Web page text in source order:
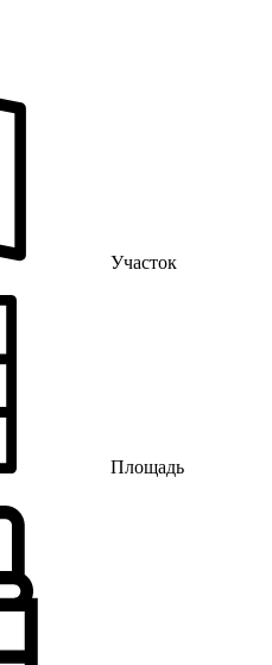
Участок
Площадь